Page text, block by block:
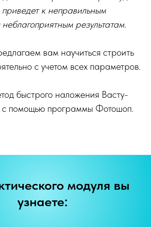
к неправильным
результатам.
вам научиться строить
с учетом всех параметров.
быстрого наложения Васту-
с помощью программы Фотошоп.
модуля вы
узнаете: